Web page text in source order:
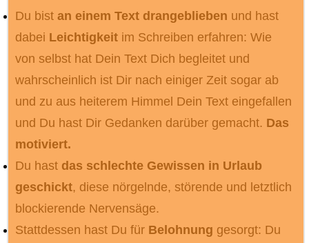
Du bist an einem Text drangeblieben und hast
dabei Leichtigkeit im Schreiben erfahren: Wie
von selbst hat Dein Text Dich begleitet und
wahrscheinlich ist Dir nach einiger Zeit sogar ab
und zu aus heiterem Himmel Dein Text eingefallen
und Du hast Dir Gedanken darüber gemacht. Das
motiviert.
Du hast das schlechte Gewissen in Urlaub
geschickt, diese nörgelnde, störende und letztlich
blockierende Nervensäge.
Stattdessen hast Du für Belohnung gesorgt: Du